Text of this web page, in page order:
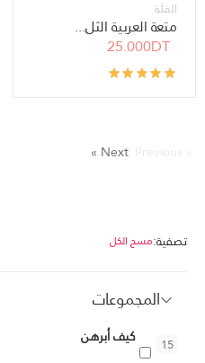
الفئة
متعة العربية الثل...
25.000DT
Next »
تصفية:مسح الكل
المجموعات
كيف أبرهن 15